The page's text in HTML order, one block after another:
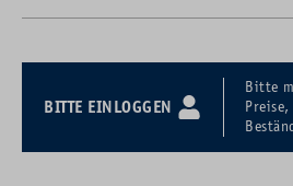
BITTE EINLOGGEN
Bitte